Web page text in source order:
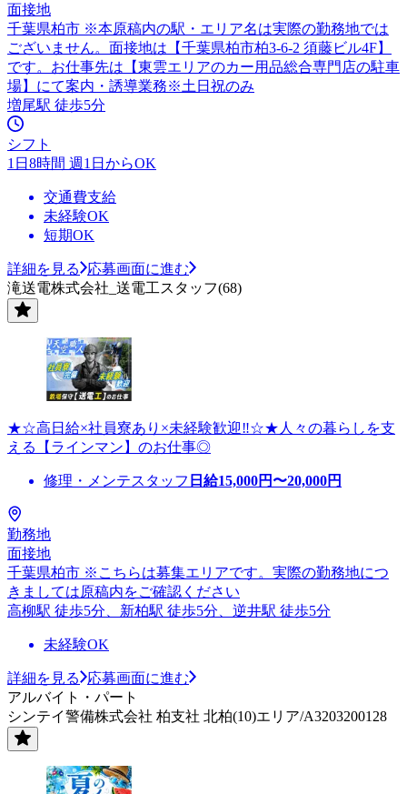
面接地
千葉県柏市 ※本原稿内の駅・エリア名は実際の勤務地では
ございません。面接地は【千葉県柏市柏3-6-2 須藤ビル4F】
です。お仕事先は【東雲エリアのカー用品総合専門店の駐車
場】にて案内・誘導業務※土日祝のみ
増尾駅 徒歩5分
シフト
1日8時間 週1日からOK
交通費支給
未経験OK
短期OK
詳細を見る
応募画面に進む
滝送電株式会社_送電工スタッフ(68)
★☆高日給×社員寮あり×未経験歓迎‼☆★人々の暮らしを支
える【ラインマン】のお仕事◎
修理・メンテスタッフ 日給15,000円〜20,000円
勤務地
面接地
千葉県柏市 ※こちらは募集エリアです。実際の勤務地につ
きましては原稿内をご確認ください
高柳駅 徒歩5分、新柏駅 徒歩5分、逆井駅 徒歩5分
未経験OK
詳細を見る
応募画面に進む
アルバイト・パート
シンテイ警備株式会社 柏支社 北柏(10)エリア/A3203200128